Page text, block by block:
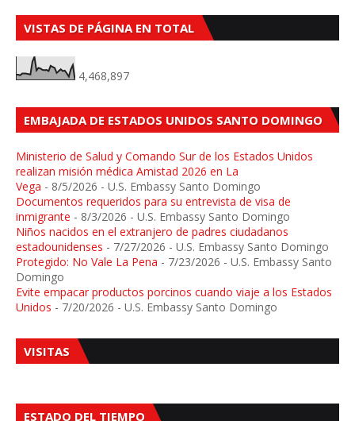
VISTAS DE PÁGINA EN TOTAL
4,468,897
EMBAJADA DE ESTADOS UNIDOS SANTO DOMINGO
Ministerio de Salud y Comando Sur de los Estados Unidos
realizan misión médica Amistad 2026 en La
Vega - 8/5/2026 - U.S. Embassy Santo Domingo
Documentos requeridos para su entrevista de visa de
inmigrante - 8/3/2026 - U.S. Embassy Santo Domingo
Niños nacidos en el extranjero de padres ciudadanos
estadounidenses - 7/27/2026 - U.S. Embassy Santo Domingo
Protegido: No Vale La Pena - 7/23/2026 - U.S. Embassy Santo
Domingo
Evite empacar productos porcinos cuando viaje a los Estados
Unidos - 7/20/2026 - U.S. Embassy Santo Domingo
VISITAS
ESTADO DEL TIEMPO